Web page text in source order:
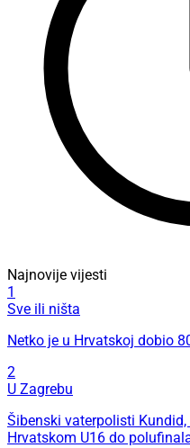
Najnovije vijesti
1
Sve ili ništa
Netko je u Hrvatskoj dobio
2
U Zagrebu
Šibenski vaterpolisti
Hrvatskom U16 do